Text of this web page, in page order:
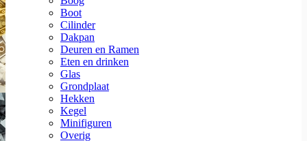
Boot
Cilinder
Dakpan
Deuren en Ramen
Eten en drinken
Glas
Grondplaat
Hekken
Kegel
Minifiguren
Overig